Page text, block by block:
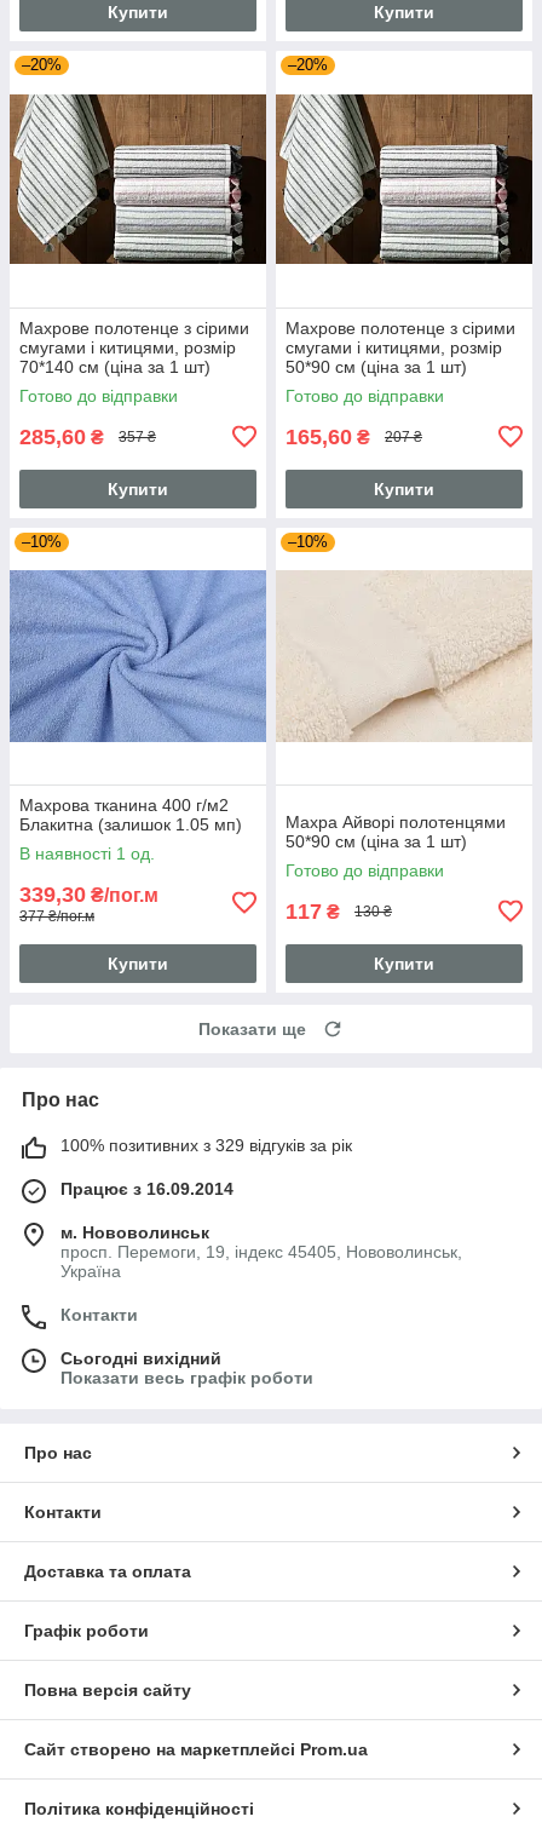
Купити Купити
–20%
Махрове полотенце з сірими
смугами і китицями, розмір
70*140 см (ціна за 1 шт)
Готово до відправки
285,60 ₴ 357 ₴
Купити
–20%
Махрове полотенце з сірими
смугами і китицями, розмір
50*90 см (ціна за 1 шт)
Готово до відправки
165,60 ₴ 207 ₴
Купити
–10%
Махрова тканина 400 г/м2
Блакитна (залишок 1.05 мп)
В наявності 1 од.
339,30 ₴/пог.м
377 ₴/пог.м
Купити
–10%
Махра Айворі полотенцями
50*90 см (ціна за 1 шт)
Готово до відправки
117 ₴ 130 ₴
Купити
Показати ще
Про нас
100% позитивних з 329 відгуків за рік
Працює з 16.09.2014
м. Нововолинськ
просп. Перемоги, 19, індекс 45405, Нововолинськ,
Україна
Контакти
Сьогодні вихідний
Показати весь графік роботи
Про нас
Контакти
Доставка та оплата
Графік роботи
Повна версія сайту
Сайт створено на маркетплейсі Prom.ua
Політика конфіденційності